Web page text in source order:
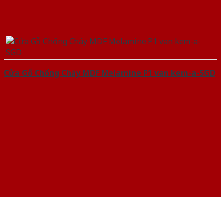
Cửa Gỗ Chống Cháy MDF Melamine P1 van kem-a-SGD